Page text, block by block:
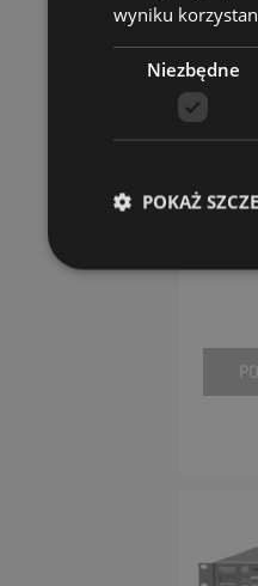
wyniku
Niezbędne
POKAŻ